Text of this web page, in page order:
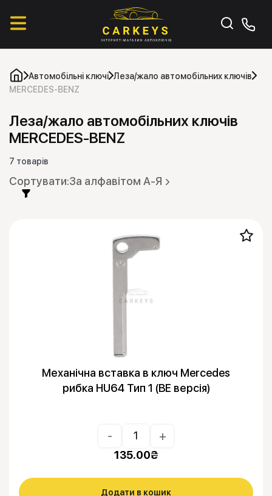
Автомобільні ключі Леза/жало автомобільних ключів
MERCEDES-BENZ
Леза/жало автомобільних ключів
MERCEDES-BENZ
7 товарів
За алфавітом А-Я
Механічна вставка в ключ Mercedes
рибка HU64 Тип 1 (BE версія)
- +
135.00₴
Додати в кошик